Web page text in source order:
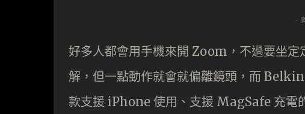
-
好多人都會用手機來開 Zoom，不過要坐
解，但一點動作就會就偏離鏡頭，而
款支援 iPhone 使用、支援 MagSafe 充電